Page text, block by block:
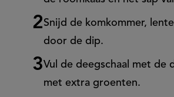
Snijd de komkommer,
door de dip.
Vul de deegschaal met de
met extra groenten.